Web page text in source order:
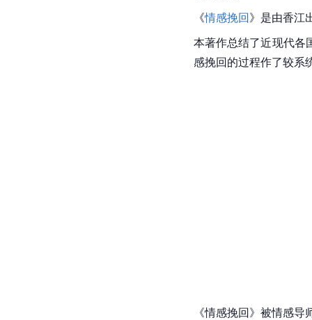
《情感挽回》是由香江
本著作总结了近现代各
感挽回的过程作了较系
《情感挽回》被情感